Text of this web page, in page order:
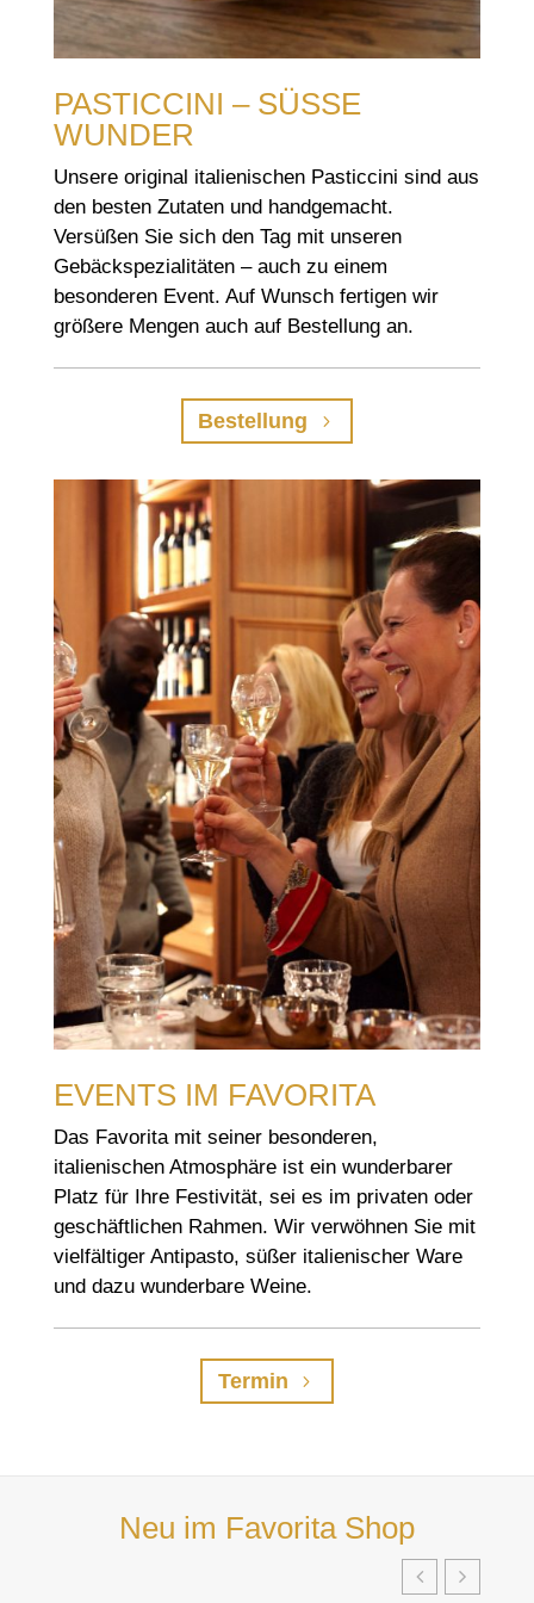
PASTICCINI – SÜSSE W
UNDER
Unsere original italienischen Pasticcini sind aus
den besten Zutaten und handgemacht.
Versüßen Sie sich den Tag mit unseren
Gebäckspezialitäten – auch zu einem
besonderen Event. Auf Wunsch fertigen wir
größere Mengen auch auf Bestellung an.
Bestellung
EVENTS IM FAVORITA
Das Favorita mit seiner besonderen,
italienischen Atmosphäre ist ein wunderbarer
Platz für Ihre Festivität, sei es im privaten oder
geschäftlichen Rahmen. Wir verwöhnen Sie mit
vielfältiger Antipasto, süßer italienischer Ware
und dazu wunderbare Weine.
Termin
Neu im Favorita Shop